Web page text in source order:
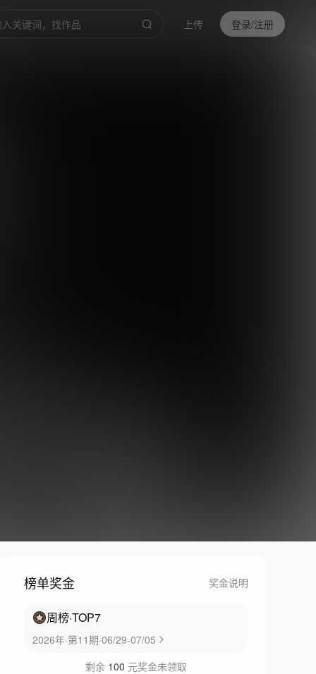
上传 登录/注册
/3:28 倍速 高清 截取
榜单奖金 奖金说明
周榜·TOP7
2026年·第11期·06/29-07/05
剩余 100 元奖金未领取